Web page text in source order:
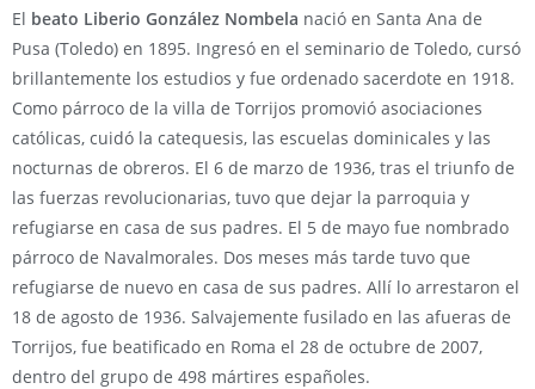
El beato Liberio González Nombela nació en Santa Ana de
Pusa (Toledo) en 1895. Ingresó en el seminario de Toledo, cursó
brillantemente los estudios y fue ordenado sacerdote en 1918.
Como párroco de la villa de Torrijos promovió asociaciones
católicas, cuidó la catequesis, las escuelas dominicales y las
nocturnas de obreros. El 6 de marzo de 1936, tras el triunfo de
las fuerzas revolucionarias, tuvo que dejar la parroquia y
refugiarse en casa de sus padres. El 5 de mayo fue nombrado
párroco de Navalmorales. Dos meses más tarde tuvo que
refugiarse de nuevo en casa de sus padres. Allí lo arrestaron el
18 de agosto de 1936. Salvajemente fusilado en las afueras de
Torrijos, fue beatificado en Roma el 28 de octubre de 2007,
dentro del grupo de 498 mártires españoles.